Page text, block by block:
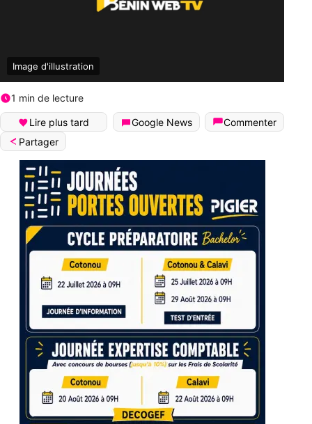
Image d'illustration
1 min de lecture
Lire plus tard Google News
Commenter
Partager